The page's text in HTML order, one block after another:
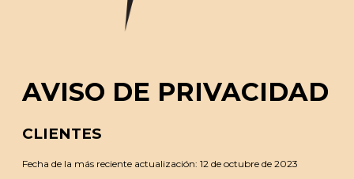
AVISO DE PRIVACIDAD
CLIENTES
Fecha de la más reciente actualización: 12 de octubre de 2023